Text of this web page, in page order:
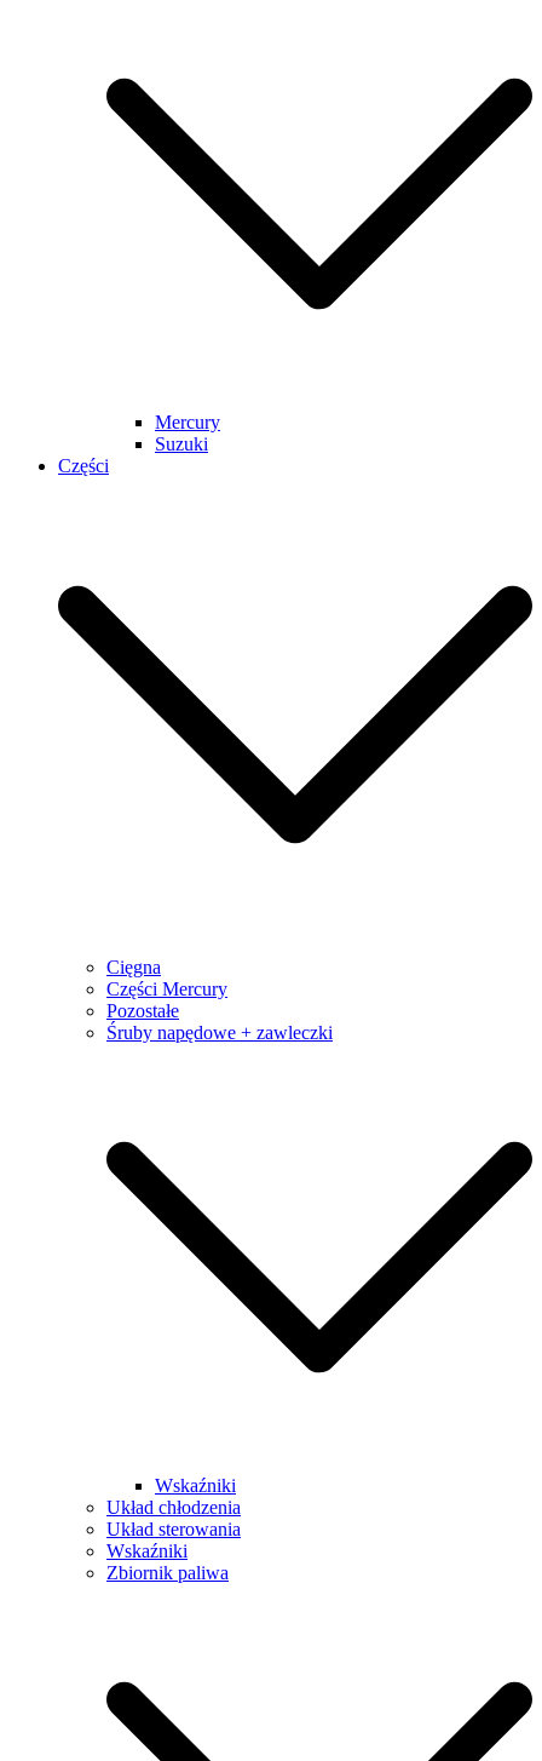
Mercury
Suzuki
Części
Cięgna
Części Mercury
Pozostałe
Śruby napędowe + zawleczki
Wskaźniki
Układ chłodzenia
Układ sterowania
Wskaźniki
Zbiornik paliwa